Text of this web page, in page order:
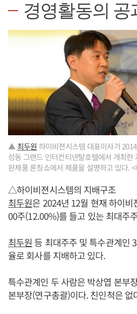
경영활동의 공
▲ 최두원 하이비젼시스템 대표이사가
성동 그랜드 인터컨티넨탈호텔에서 개최한
완제품 론칭쇼에서 제품을 설명하고 있다.
△하이비젼시스템의 지배구조
최두원은 2024년 12월 현재 하이
00주(12.00%)를 들고 있는 최대주
최두원 등 최대주주 및 특수관계인
율로 회사를 지배하고 있다.
특수관계인 두 사람은 박상엽 본부
본부장(연구총괄)이다. 친인척은 없